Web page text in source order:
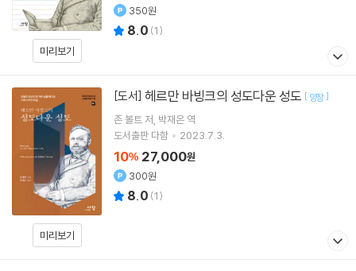
미리보기
350원
8.0 (1)
미리보기
[도서] 헤르만 바빙크의 성도다운 성도 [ 양장]
존 볼트 저 박재은 역
도서출판 다함
2023.7.3.
10% 27,000원
300원
8.0 (1)